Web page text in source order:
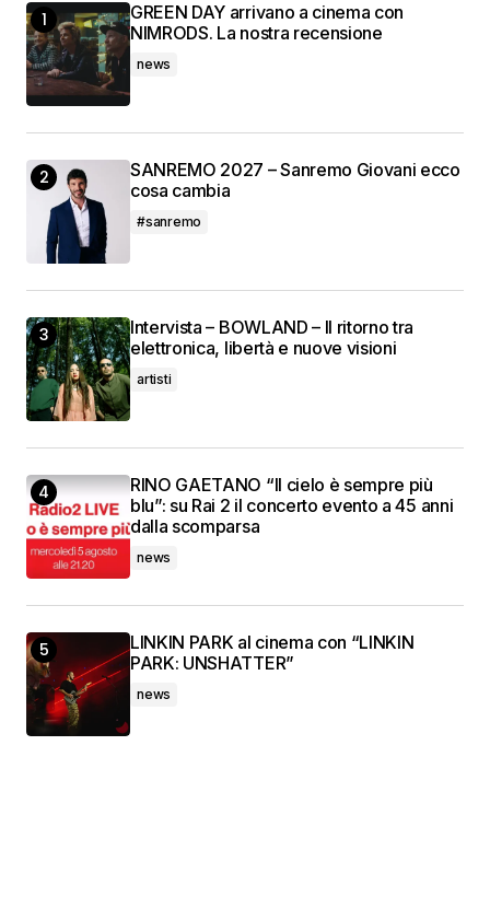
GREEN DAY arrivano a cinema con
NIMRODS. La nostra recensione
news
SANREMO 2027 – Sanremo Giovani ecco
cosa cambia
#sanremo
Intervista – BOWLAND – Il ritorno tra
elettronica, libertà e nuove visioni
artisti
RINO GAETANO “Il cielo è sempre più
blu”: su Rai 2 il concerto evento a 45 anni
dalla scomparsa
news
LINKIN PARK al cinema con “LINKIN
PARK: UNSHATTER”
news